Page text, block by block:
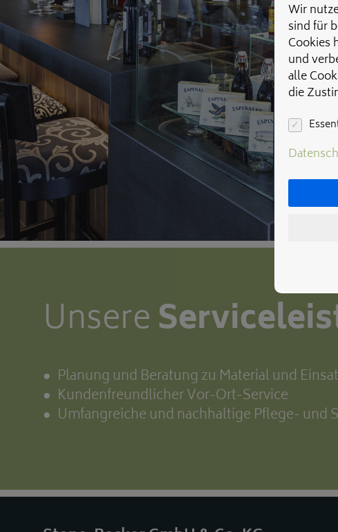
Unsere
Planung und Beratung zu Material und
Kundenfreundlicher Vor-Ort-Service
Umfangreiche und nachhaltige Pflege- und
Wir
sind für
Cookies
und
alle
die